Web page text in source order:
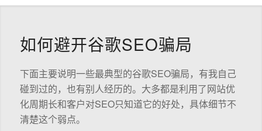
如何避开谷歌SEO骗局
下面主要说明一些最典型的谷歌SEO骗局，有我自己
碰到过的，也有别人经历的。大多都是利用了网站优
化周期长和客户对SEO只知道它的好处，具体细节不
清楚这个弱点。